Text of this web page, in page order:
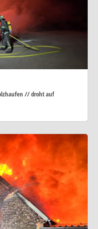
// droht auf